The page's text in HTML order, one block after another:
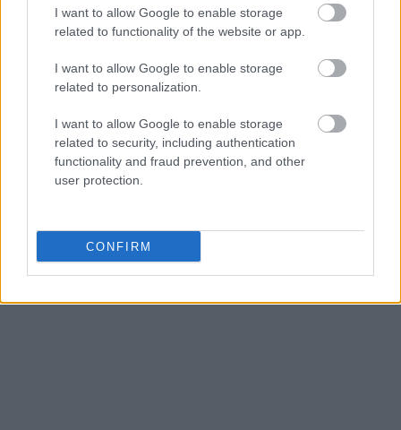
I want to allow Google to enable storage
related to functionality of the website or app.
I want to allow Google to enable storage
related to personalization.
I want to allow Google to enable storage
related to security, including authentication
functionality and fraud prevention, and other
user protection.
CONFIRM